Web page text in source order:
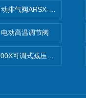
动排气阀ARSX-0015/
电动高温调节阀
可调式减压阀（减压稳